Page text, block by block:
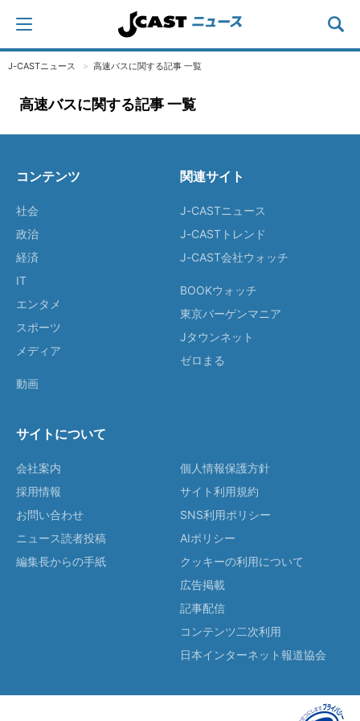
J-CASTニュース 高速バスに関する記事 一覧
高速バスに関する記事 一覧
コンテンツ
社会
政治
経済
IT
エンタメ
スポーツ
メディア
動画
関連サイト
J-CASTニュース
J-CASTトレンド
J-CAST会社ウォッチ
BOOKウォッチ
東京バーゲンマニア
Jタウンネット
ゼロまる
サイトについて
会社案内
採用情報
お問い合わせ
ニュース読者投稿
編集長からの手紙
個人情報保護方針
サイト利用規約
SNS利用ポリシー
AIポリシー
クッキーの利用について
広告掲載
記事配信
コンテンツ二次利用
日本インターネット報道協会